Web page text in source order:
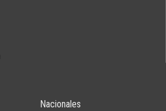
Nacionales